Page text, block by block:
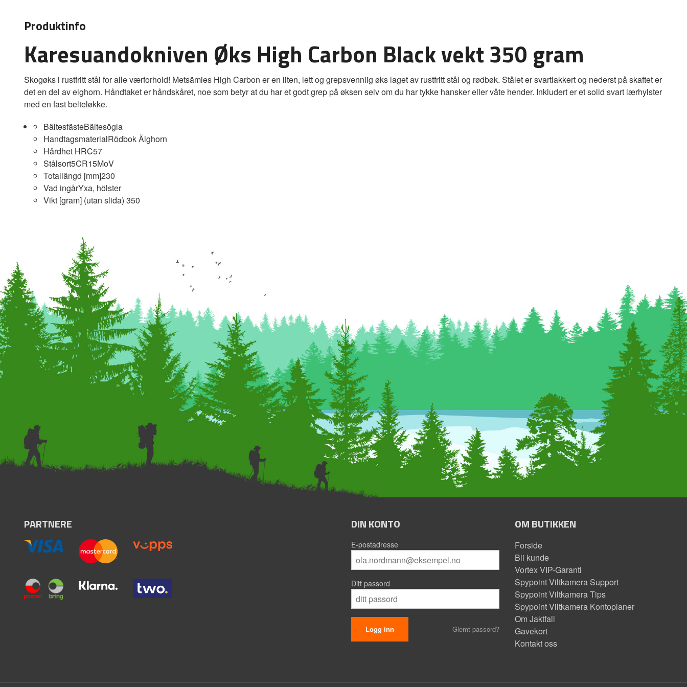
Produktinfo
Karesuandokniven Øks High Carbon Black vekt 350 gram
Skogøks i rustfritt stål for alle værforhold! Metsämies High Carbon er en liten, lett og grepsvennlig øks laget av rustfritt stål og rødbøk. Stålet er svartlakkert og nederst på skaftet er
det en del av elghorn. Håndtaket er håndskåret, noe som betyr at du har et godt grep på øksen selv om du har tykke hansker eller våte hender. Inkludert er et solid svart lærhylster
med en fast belteløkke.
BältesfästeBältesögla
HandtagsmaterialRödbok Älghorn
Hårdhet HRC57
Stålsort5CR15MoV
Totallängd [mm]230
Vad ingårYxa, hölster
Vikt [gram] (utan slida) 350
PARTNERE DIN KONTO
E-postadresse
Ditt passord
Glemt passord?
OM BUTIKKEN
Forside
Bli kunde
Vortex VIP-Garanti
Spypoint Viltkamera Support
Spypoint Viltkamera Tips
Spypoint Viltkamera Kontoplaner
Om Jaktfall
Gavekort
Kontakt oss